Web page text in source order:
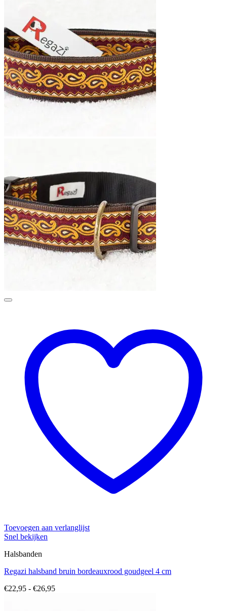
Toevoegen aan verlanglijst
Snel bekijken
Halsbanden
Regazi halsband bruin bordeauxrood goudgeel 4 cm
€22,95 - €26,95Prijsklasse: